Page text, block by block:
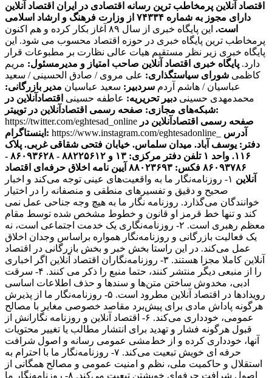
اقتصاد آنلاین پرمخاطب ترین رسانه اقتصادی در ایران اقتصاد آنلاین
دارای مجوز به شماره ۷۴۳۳۴ از وزارت فرهنگ و ارشاد اسلامی
است.
این پایگاه خبری از سال ۸۹ آغاز بکار کرده و هم اکنون
پرمخاطب ترین پایگاه خبری در حوزه اقتصاد محسوب می شود. این
پایگاه خبری زیر نظر مستقیم هیات عالی نظارت بر مطبوعات قرار
دارد. پایگاه خبری اقتصاد آنلاین صاحب امتیاز و مدیرمسئول: مریم
کاظمی شورای سیاستگذاری: علی مروی / صادق الحسینی / سعید
عباسیان / هاشم آردم سردبیر: سعید عباسیان مدیر بازرگانی:
محمدمهدی حسینی دبیر تحریریه: عاطفه حسینی اقتصادآنلاین در
شبکه‌های مجازی:صفحه رسمی اقتصادآنلاین در توییتر:
https://twitter.com/eghtesad_online صفحه رسمی اقتصادآنلاین در
اینستاگرام: https://www.instagram.com/eghtesadonline_ آدرس
دفتر: یوسف آباد. میدان سلماس. خیابان فتحی شقاقی غربی. پلاک
۱۱۶. واحد ۱
تلفن دفتر مرکزی: ۱۳ و ۸۸۲۲۵۶۱۲ - ۸۶۰۹۳۶۲۸ -
۸۶۰۹۳۷۸۶ فکس: ۸۸۰۲۳۶۹۳
آیین نامه اخلاق حرفه‌ای اقتصاد
آنلاین
۱- روزنامه‌نگار ما به واقعیت‌های عینی توجه می‌کند و اخبار
صحیح و دقیق و تفسیرهای منطقی و منصفانه را در اختیار
خوانندگان می‌گذارد. روزنامه نگار ما به هیچ وجه جناحی عمل نمی
کند و تنها خط قرمز او قانون و خطوط مشخص شده توسط مقام
معظم رهبری است. ۲- روزنامه‌نگاری یک خدمت اجتماعی است، نه
یک فعالیت بازرگانی و روزنامه‌نگار همواره براساس وجدان اخلاق
عمل می‌کند. در این راستا بخش خبر و بخش بازرگانی در اقتصاد
آنلاین کاملا مجزا هستند. ۳- روزنامه‌نگاران اقتصاد آنلاین اگر اخباری
را از منبعی دیگر منتشر کنند، حتما منبع را ذکر می کنند. ۴- سرقت
ادبی، مخدوش ساختن متن‌ها و سندها و حذف اطلاعات اساسی
رویدادها در اقتصاد آنلاین مطرود است. ۵- روزنامه‌نگار ما از پذیرش
هرگونه پاداش مادی برای پیش‌برد مقاصد خصوصی مغایر با مصالح
عمومی، خودداری می‌کند. ۶- اقتصاد آنلاین و روزنامه نگارانش از
قبول هرگونه فشار و تهدید برای انتشار مطالب یا تغییر محتویات
آنها، خودداری کرده و از خط‌مشی عمومی رسانه و اصول شرافت
حرفه ای خویش تبعیت می‌کند. ۷- روزنامه‌نگار ما با احترام به
استقلال و حاکمیت ملی، نظم و امنیت عمومی و مصالح همگانی از
اصول شرافت حرفه‌ای خویشتن تبعیت می‌کند. ۸- روزنامه‌نگار ما